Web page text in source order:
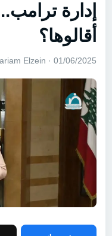
إدارة
أقالوها؟
01/06/2025 · Mariam Elzein